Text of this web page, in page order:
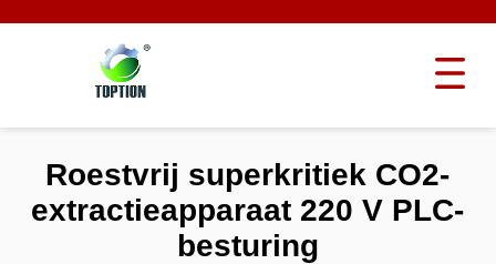
Roestvrij superkritiek CO2-
extractieapparaat 220 V PLC-
besturing